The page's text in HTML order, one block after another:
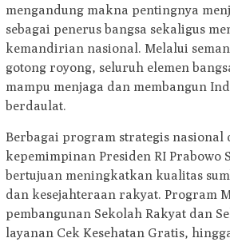
mengandung makna pentingnya
sebagai penerus bangsa sekaligus
kemandirian nasional. Melalui
gotong royong, seluruh elemen
mampu menjaga dan membangun
berdaulat.
Berbagai program strategis nasional
kepemimpinan Presiden RI Prabowo
bertujuan meningkatkan kualitas
dan kesejahteraan rakyat. Program
pembangunan Sekolah Rakyat dan
layanan Cek Kesehatan Gratis,